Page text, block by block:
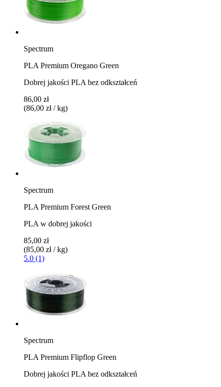
Spectrum
PLA Premium Oregano Green
Dobrej jakości PLA bez odkształceń
86,00 zł
(86,00 zł / kg)
Spectrum
PLA Premium Forest Green
PLA w dobrej jakości
85,00 zł
(85,00 zł / kg)
5.0 (1)
Spectrum
PLA Premium Flipflop Green
Dobrej jakości PLA bez odkształceń